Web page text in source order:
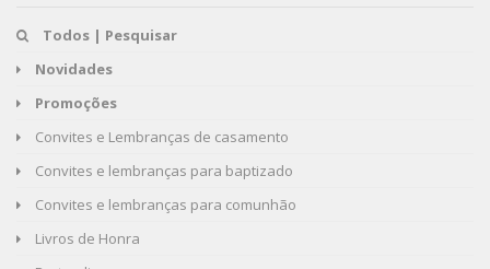
Todos | Pesquisar
Novidades
Promoções
Convites e Lembranças de casamento
Convites e lembranças para baptizado
Convites e lembranças para comunhão
Livros de Honra